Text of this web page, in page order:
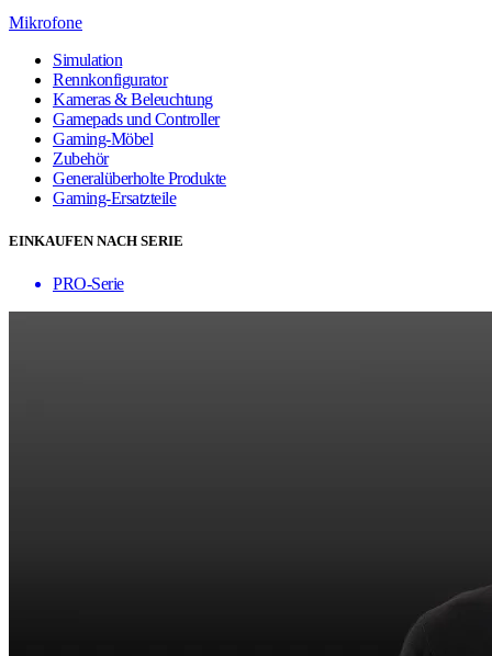
Mikrofone
Simulation
Rennkonfigurator
Kameras & Beleuchtung
Gamepads und Controller
Gaming-Möbel
Zubehör
Generalüberholte Produkte
Gaming-Ersatzteile
EINKAUFEN NACH SERIE
PRO-Serie